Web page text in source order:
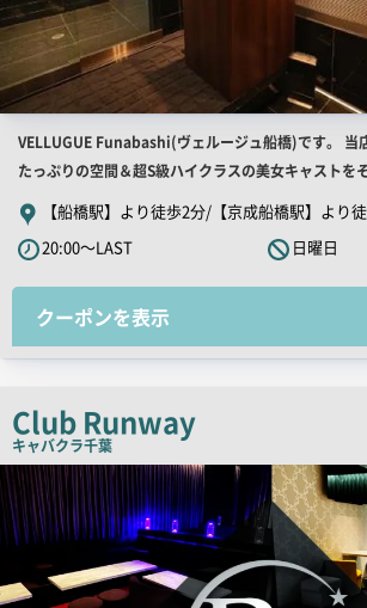
店
舗
PR
キ
ャ
ッ
コ
VELLUGUE Funabashi(ヴェルージュ船橋)です。 当
たっぷりの空間＆超S級ハイクラスの美女キャストを
【船橋駅】より徒歩2分/【京成船橋駅】より
20:00～LAST
日曜日
クーポンを表示
Club Runway
キャバクラ千葉
店
舗
PR
画
像